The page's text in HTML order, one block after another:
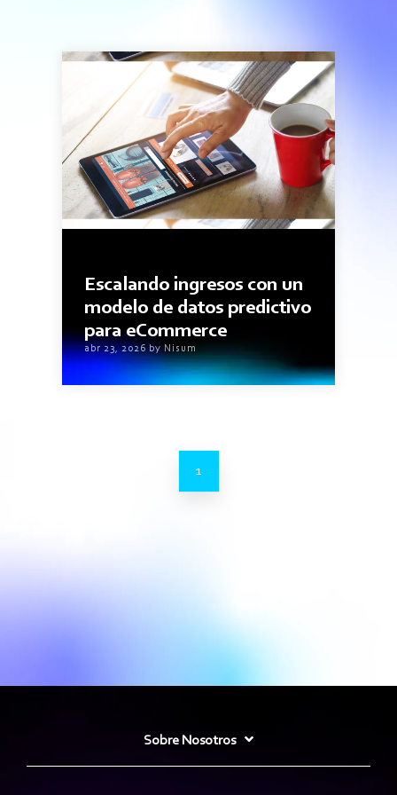
Escalando ingresos con un
modelo de datos predictivo
para eCommerce
abr 23, 2026 by Nisum
1
Sobre Nosotros